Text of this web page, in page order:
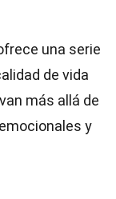
una serie
de vida
más allá de
y